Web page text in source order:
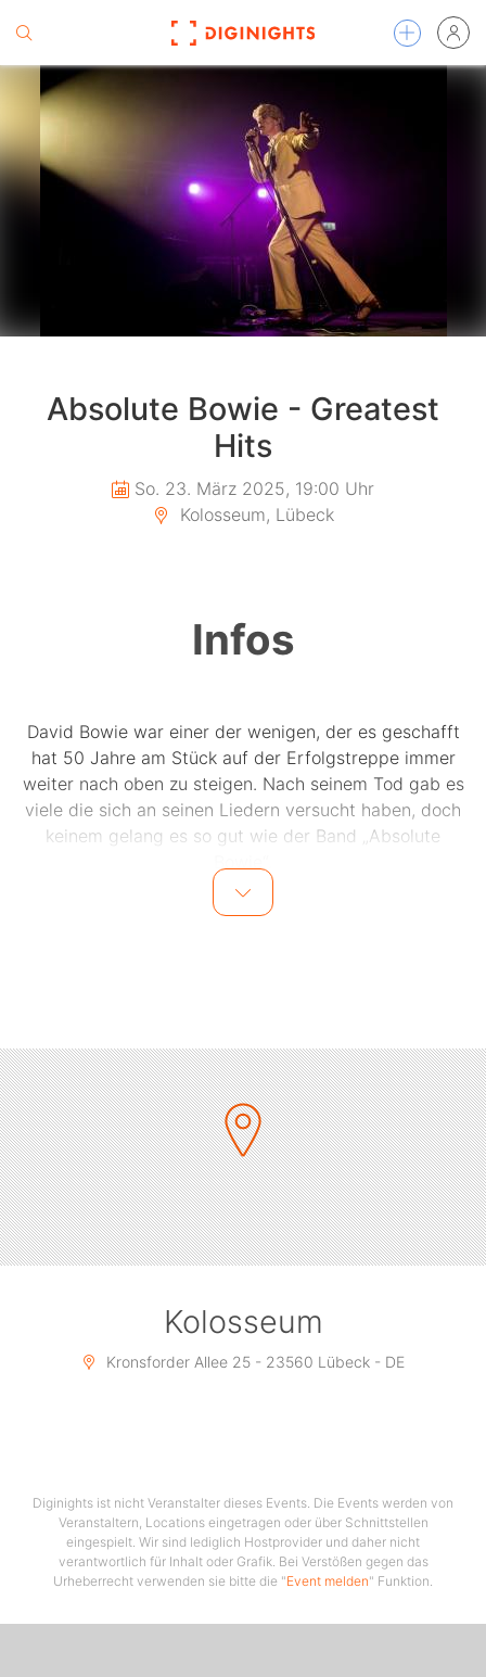
Absolute Bowie - Greatest
Hits
So. 23. März 2025, 19:00 Uhr
Kolosseum, Lübeck
Infos
David Bowie war einer der wenigen, der es geschafft
hat 50 Jahre am Stück auf der Erfolgstreppe immer
weiter nach oben zu steigen. Nach seinem Tod gab es
viele die sich an seinen Liedern versucht haben, doch
keinem gelang es so gut wie der Band „Absolute
Sie ist die authentischste David-Bowie-Hommage, die
Das einzigartige Konzert der fünfköpfigen „Absolute
Bowie“ Truppe bietet reichlich Stoff zum Hören und
Sehen und mehr Kostümwechsel als jede andere Show.
Damit kein Bowie Fan zu kurz kommt, verspricht die
Show von allem etwas. Die „All Killer Performance“
enthält Titel aus den Alben „Ziggy Stardust & The
Spiders From Mars“, „Heroes“ „Aladdin Sane“ und viele
mehr.
Varo Sisti am Keyboard, Alessandro Riccardi am
O’Neill spielen sie mit einer Liebe zum Detail und
erlebt die 17. Tournee der besten Bowie Band live mit.
Extra für euch machen sie Halt in Deutschland und
spielen gleich 9 ihrer mitreißenden Shows sicherlich
auch in eurer Nähe!
Kolosseum
Kronsforder Allee 25 - 23560 Lübeck - DE
Diginights ist nicht Veranstalter dieses Events. Die Events werden von
Veranstaltern, Locations eingetragen oder über Schnittstellen
eingespielt. Wir sind lediglich Hostprovider und daher nicht
verantwortlich für Inhalt oder Grafik. Bei Verstößen gegen das
Urheberrecht verwenden sie bitte die "Event melden" Funktion.